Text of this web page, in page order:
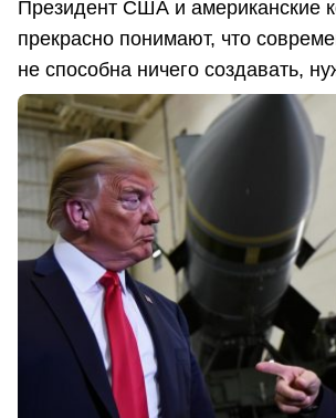
Президент США и американские
прекрасно понимают, что
не способна ничего создавать,